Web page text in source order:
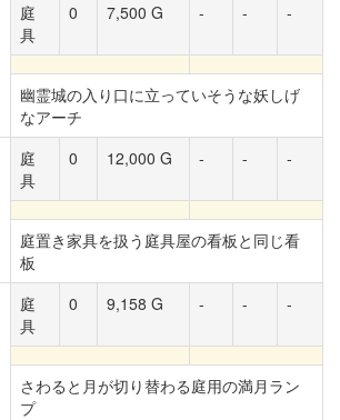
庭
具
0 7,500 G - - -
幽霊城の入り口に立っていそうな妖しげ
なアーチ
庭
具
0 12,000 G - - -
庭置き家具を扱う庭具屋の看板と同じ看
板
庭
具
0 9,158 G - - -
さわると月が切り替わる庭用の満月ラン
プ